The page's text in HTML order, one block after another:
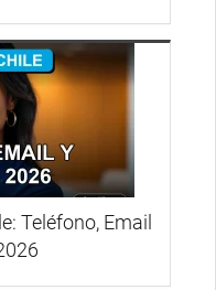
Teléfono, Email